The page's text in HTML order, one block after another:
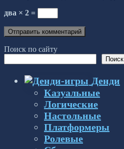
два × 2 =
Поиск по сайту
Поиск
Денди
Казуальные
Логические
Настольные
Платформеры
Ролевые